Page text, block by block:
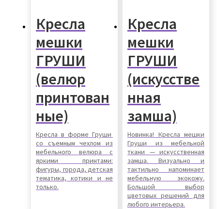
Кресла
мешки
ГРУШИ
(велюр
принтован
ные)
Кресла в форме Груши
со съемным чехлом из
мебельного велюра с
яркими принтами:
фигуры, города, детская
тематика, котики и не
только.
Кресла
мешки
ГРУШИ
(искусстве
нная
замша)
Новинка! Кресла мешки
Груши из мебельной
ткани — искусственная
замша. Визуально и
тактильно напоминает
мебельную экокожу.
Большой выбор
цветовых решений для
любого интерьера.